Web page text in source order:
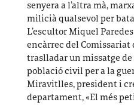
senyera a l’altra mà,
milicià qualsevol per
L’escultor Miquel
encàrrec del Comissariat
traslladar un missatge
població civil per a la
Miravitlles, president i
departament, «El més